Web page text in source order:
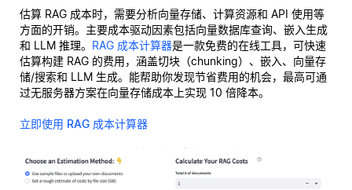
估算 RAG 成本时，需要分析向量存储、计算资源和 API 使用等
方面的开销。主要成本驱动因素包括向量数据库查询、嵌入生成
和 LLM 推理。 RAG 成本计算器是一款免费的在线工具，可快速
估算构建 RAG 的费用，涵盖切块（chunking）、嵌入、向量存
储/搜索和 LLM 生成。能帮助你发现节省费用的机会，最高可通
过无服务器方案在向量存储成本上实现 10 倍降本。
立即使用 RAG 成本计算器